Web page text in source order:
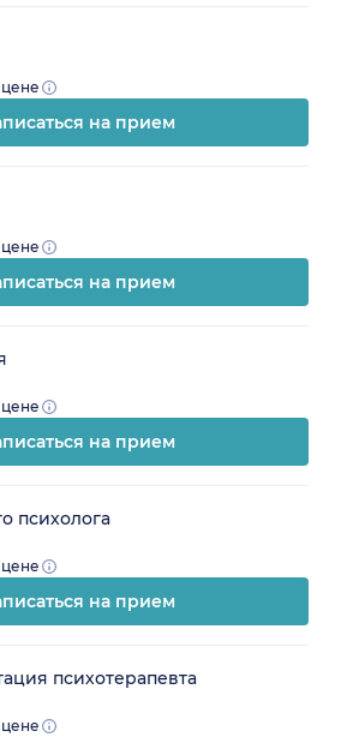
на прием
на прием
на прием
психолога
на прием
психотерапевта